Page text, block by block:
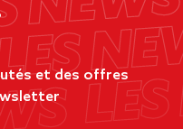
et des offres